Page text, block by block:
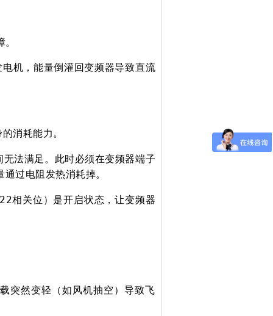
。
机，能量倒灌回变频器导致直流
消耗能力 。
法满足。此时必须在变频器端子
通过电阻发热消耗掉。
相关位）是开启状态，让变频器
突然变轻（如风机抽空）导致飞